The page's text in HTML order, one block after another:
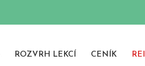
ROZVRH LEKCÍ CENÍK